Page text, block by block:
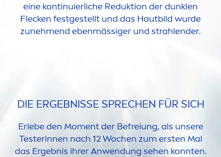
eine kontinuierliche Reduktion der dunklen
Flecken festgestellt und das Hautbild wurde
zunehmend ebenmässiger und strahlender.
DIE ERGEBNISSE SPRECHEN FÜR SICH
Erlebe den Moment der Befreiung, als unsere
Testerinnen nach 12 Wochen zum ersten Mal
das Ergebnis ihrer Anwendung sehen konnten.